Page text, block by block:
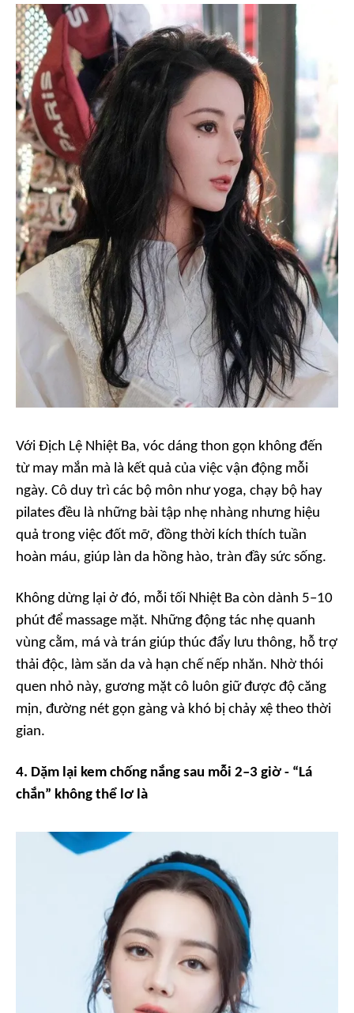
Với Địch Lệ Nhiệt Ba, vóc dáng thon gọn không đến
từ may mắn mà là kết quả của việc vận động mỗi
ngày. Cô duy trì các bộ môn như yoga, chạy bộ hay
pilates đều là những bài tập nhẹ nhàng nhưng hiệu
quả trong việc đốt mỡ, đồng thời kích thích tuần
hoàn máu, giúp làn da hồng hào, tràn đầy sức sống.
Không dừng lại ở đó, mỗi tối Nhiệt Ba còn dành 5–10
phút để massage mặt. Những động tác nhẹ quanh
vùng cằm, má và trán giúp thúc đẩy lưu thông, hỗ trợ
thải độc, làm săn da và hạn chế nếp nhăn. Nhờ thói
quen nhỏ này, gương mặt cô luôn giữ được độ căng
mịn, đường nét gọn gàng và khó bị chảy xệ theo thời
gian.
4. Dặm lại kem chống nắng sau mỗi 2–3 giờ - “Lá
chắn” không thể lơ là